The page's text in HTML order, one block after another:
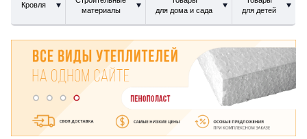
Кровля
материалы
для дома и сада
для детей